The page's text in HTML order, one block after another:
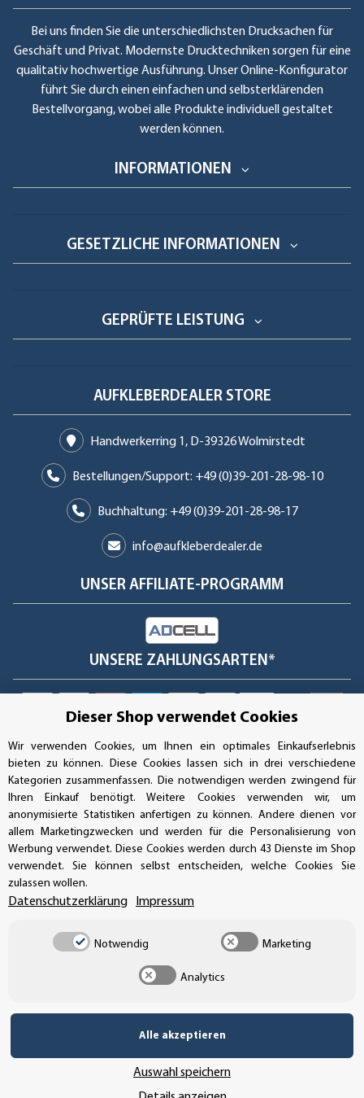
Bei uns finden Sie die unterschiedlichsten Drucksachen für
Geschäft und Privat. Modernste Drucktechniken sorgen für eine
qualitativ hochwertige Ausführung. Unser Online-Konfigurator
führt Sie durch einen einfachen und selbsterklärenden
Bestellvorgang, wobei alle Produkte individuell gestaltet
werden können.
INFORMATIONEN
GESETZLICHE INFORMATIONEN
GEPRÜFTE LEISTUNG
AUFKLEBERDEALER STORE
Handwerkerring 1, D-39326 Wolmirstedt
Bestellungen/Support: +49 (0)39-201-28-98-10
Buchhaltung: +49 (0)39-201-28-98-17
info@aufkleberdealer.de
UNSER AFFILIATE-PROGRAMM
UNSERE ZAHLUNGSARTEN*
SSL-Verschlüsselung
UNSER VERSANDDIENSTLEISTER
Vertrag widerrufen
Dieser Shop verwendet Cookies
Wir verwenden Cookies, um Ihnen ein optimales Einkaufserlebnis
bieten zu können. Diese Cookies lassen sich in drei verschiedene
Kategorien zusammenfassen. Die notwendigen werden zwingend für
Ihren Einkauf benötigt. Weitere Cookies verwenden wir, um
anonymisierte Statistiken anfertigen zu können. Andere dienen vor
allem Marketingzwecken und werden für die Personalisierung von
Werbung verwendet. Diese Cookies werden durch 43 Dienste im Shop
verwendet. Sie können selbst entscheiden, welche Cookies Sie
zulassen wollen.
Datenschutzerklärung Impressum
Notwendig Marketing
Analytics
Alle akzeptieren
Auswahl speichern